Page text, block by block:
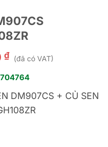
₫ (đã có VAT)
DM907CS + CỦ SEN
/DGH108ZR số